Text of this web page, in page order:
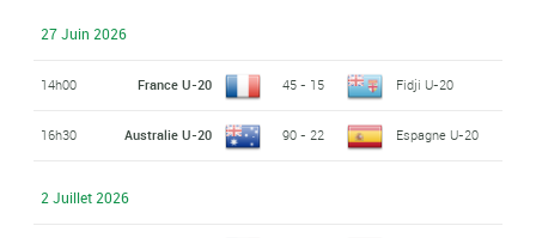
27 Juin 2026
14h00 France U-20 45 - 15 Fidji U-20
16h30 Australie U-20 90 - 22 Espagne U-20
2 Juillet 2026